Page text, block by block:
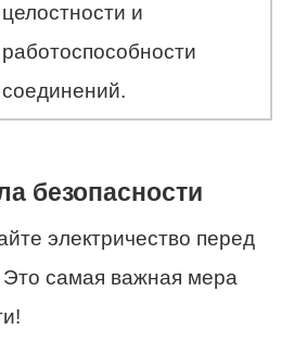
целостности и
работоспособности
соединений.
безопасности
электричество перед
самая важная мера